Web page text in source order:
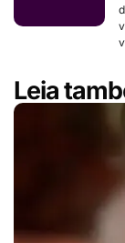
Leia